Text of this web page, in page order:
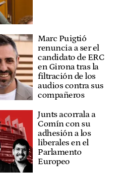
Marc Puigtió
renuncia a ser el
candidato de ERC
en Girona tras la
filtración de los
audios contra sus
compañeros
Junts acorrala a
Comín con su
adhesión a los
liberales en el
Parlamento
Europeo